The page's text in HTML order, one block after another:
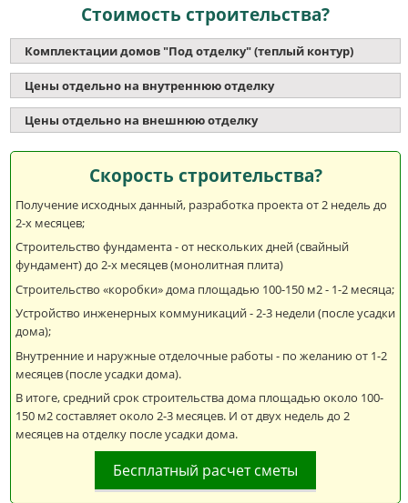
Стоимость строительства?
Комплектации домов "Под отделку" (теплый контур)
Цены отдельно на внутреннюю отделку
Цены отдельно на внешнюю отделку
Скорость строительства?
Получение исходных данный, разработка проекта от 2 недель до
2-х месяцев;
Строительство фундамента - от нескольких дней (свайный
фундамент) до 2-х месяцев (монолитная плита)
Строительство «коробки» дома площадью 100-150 м2 - 1-2 месяца;
Устройство инженерных коммуникаций - 2-3 недели (после усадки
дома);
Внутренние и наружные отделочные работы - по желанию от 1-2
месяцев (после усадки дома).
В итоге, средний срок строительства дома площадью около 100-
150 м2 составляет около 2-3 месяцев. И от двух недель до 2
месяцев на отделку после усадки дома.
Бесплатный расчет сметы